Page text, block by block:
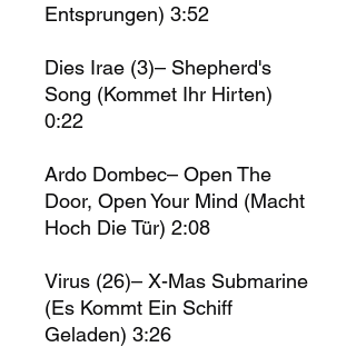
Entsprungen) 3:52
Dies Irae (3)– Shepherd's
Song (Kommet Ihr Hirten)
0:22
Ardo Dombec– Open The
Door, Open Your Mind (Macht
Hoch Die Tür) 2:08
Virus (26)– X-Mas Submarine
(Es Kommt Ein Schiff
Geladen) 3:26